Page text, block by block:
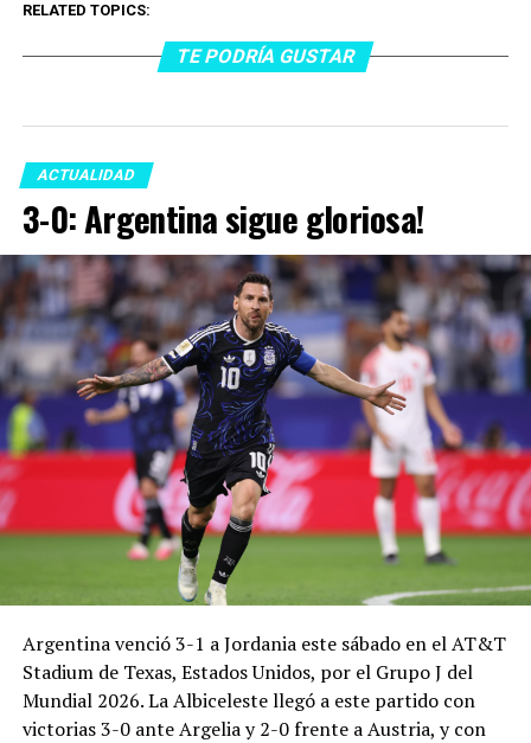
RELATED TOPICS:
TE PODRÍA GUSTAR
ACTUALIDAD
3-0: Argentina sigue gloriosa!
Argentina venció 3-1 a Jordania este sábado en el AT&T
Stadium de Texas, Estados Unidos, por el Grupo J del
Mundial 2026. La Albiceleste llegó a este partido con
victorias 3-0 ante Argelia y 2-0 frente a Austria, y con